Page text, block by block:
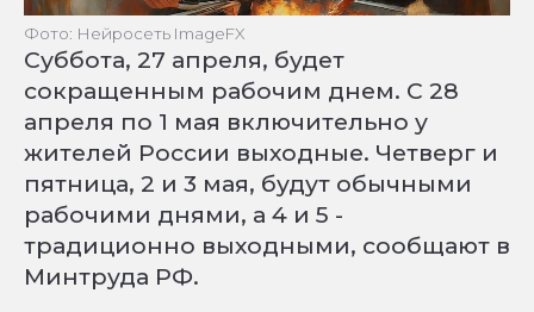
Фото: Нейросеть ImageFX
Суббота, 27 апреля, будет
сокращенным рабочим днем. С 28
апреля по 1 мая включительно у
жителей России выходные. Четверг и
пятница, 2 и 3 мая, будут обычными
рабочими днями, а 4 и 5 -
традиционно выходными, сообщают в
Минтруда РФ.